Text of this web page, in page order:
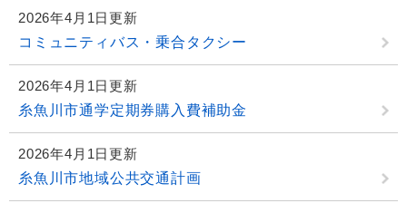
2026年4月1日更新
コミュニティバス・乗合タクシー
2026年4月1日更新
糸魚川市通学定期券購入費補助金
2026年4月1日更新
糸魚川市地域公共交通計画